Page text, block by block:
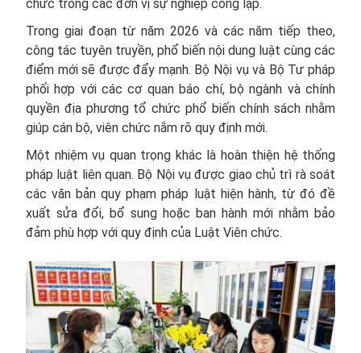
chức trong các đơn vị sự nghiệp công lập.
Trong giai đoạn từ năm 2026 và các năm tiếp theo,
công tác tuyên truyền, phổ biến nội dung luật cùng các
điểm mới sẽ được đẩy mạnh. Bộ Nội vụ và Bộ Tư pháp
phối hợp với các cơ quan báo chí, bộ ngành và chính
quyền địa phương tổ chức phổ biến chính sách nhằm
giúp cán bộ, viên chức nắm rõ quy định mới.
Một nhiệm vụ quan trọng khác là hoàn thiện hệ thống
pháp luật liên quan. Bộ Nội vụ được giao chủ trì rà soát
các văn bản quy phạm pháp luật hiện hành, từ đó đề
xuất sửa đổi, bổ sung hoặc ban hành mới nhằm bảo
đảm phù hợp với quy định của Luật Viên chức.